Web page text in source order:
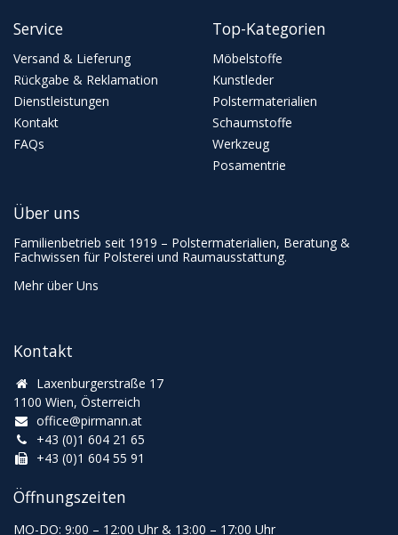
Service
Versand & Lieferung
Rückgabe & Reklamation
Dienstleistungen
Kontakt
FAQs
Top-Kategorien
Möbelstoffe
Kunstleder
Polstermaterialien
Schaumstoffe
Werkzeug
Posamentrie
Kontakt
Laxenburgerstraße 17
1100 Wien, Österreich
office@pirmann.at
+43 (0)1 604 21 65
+43 (0)1 604 55 91
Öffnungszeiten
MO-DO: 9:00 – 12:00 Uhr & 13:00 – 17:00 Uhr
Über uns
Familienbetrieb seit 1919 – Polstermaterialien, Beratung &
Fachwissen für Polsterei und Raumausstattung.
Mehr über Uns